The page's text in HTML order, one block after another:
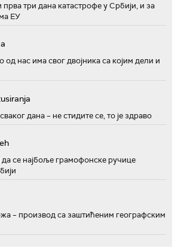
три дана катастрофе у Србији, и за
ЕУ
од нас има свог двојника са којим дели и
дана – не стидите се, то је здраво
се најбоље грамофонске ручице
– производ са заштићеним географским